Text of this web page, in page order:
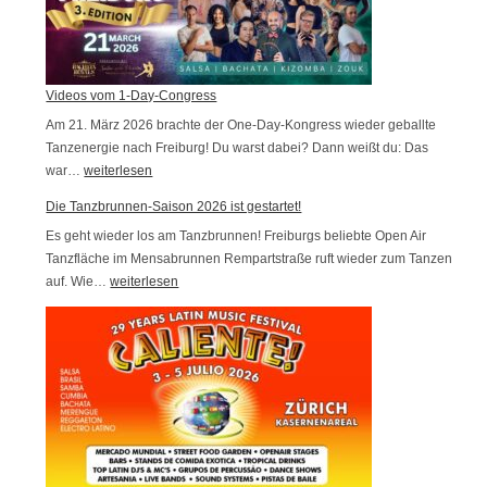
n
d
e
u
n
!
n
g
,
O
t
e
r
n
!
Videos vom 1-Day-Congress
Am 21. März 2026 brachte der One-Day-Kongress wieder geballte
Tanzenergie nach Freiburg! Du warst dabei? Dann weißt du: Das
war…V
e
o
s
m
1
-
D
weiterlesen
Die Tanzbrunnen-Saison 2026 ist gestartet!
Es geht wieder los am Tanzbrunnen! Freiburgs beliebte Open Air
Tanzfläche im Mensabrunnen Rempartstraße ruft wieder zum Tanzen
auf. Wie…D
i
e
T
n
z
b
weiterlesen